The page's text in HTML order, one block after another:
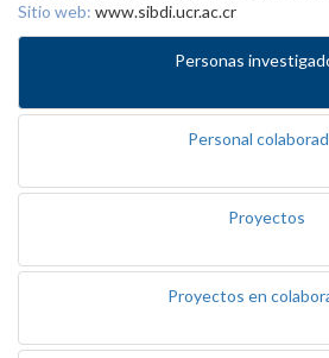
Sitio web: www.sibdi.ucr.ac.cr
Personas
Personal
Proyectos
Proyectos en